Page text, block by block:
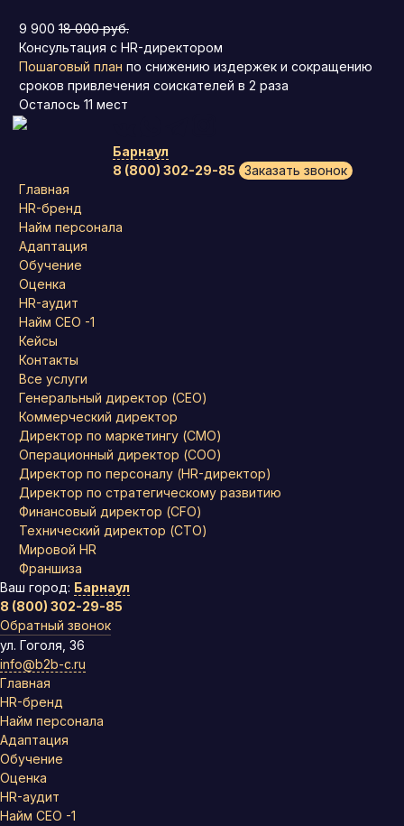
9 900 18 000 руб.
Консультация с HR-директором
Пошаговый план по снижению издержек и сокращению
сроков привлечения соискателей в 2 раза
Осталось 11 мест
Барнаул
8 (800) 302-29-85
Заказать звонок
Главная
HR-бренд
Найм персонала
Адаптация
Обучение
Оценка
HR-аудит
Найм СЕО -1
Кейсы
Контакты
Все услуги
Генеральный директор (CEO)
Коммерческий директор
Директор по маркетингу (CMO)
Операционный директор (COO)
Директор по персоналу (HR-директор)
Директор по стратегическому развитию
Финансовый директор (CFO)
Технический директор (CTO)
Мировой HR
Франшиза
Ваш город: Барнаул
8 (800) 302-29-85
Обратный звонок
ул. Гоголя, 36
info@b2b-c.ru
Главная
HR-бренд
Найм персонала
Адаптация
Обучение
Оценка
HR-аудит
Найм СЕО -1